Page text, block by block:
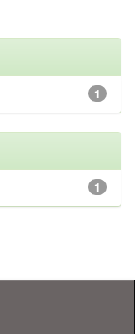
1
1